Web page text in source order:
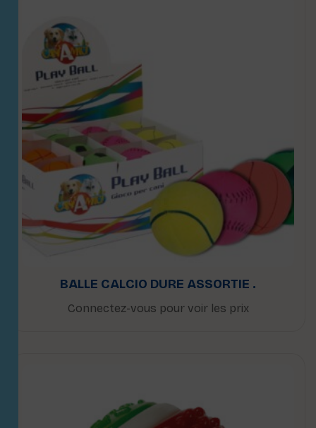
BALLE CALCIO DURE ASSORTIE .
Connectez-vous pour voir les prix